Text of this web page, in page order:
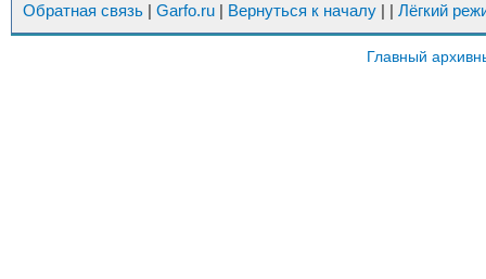
Обратная связь | Garfo.ru | Вернуться к началу | | Лёгкий
Главный